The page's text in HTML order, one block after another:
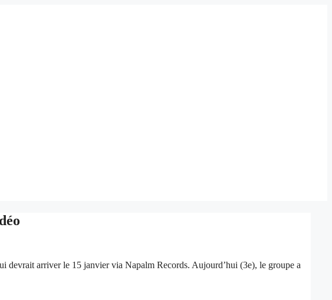
devrait arriver le 15 janvier via Napalm Records. Aujourd’hui (3e), le groupe a